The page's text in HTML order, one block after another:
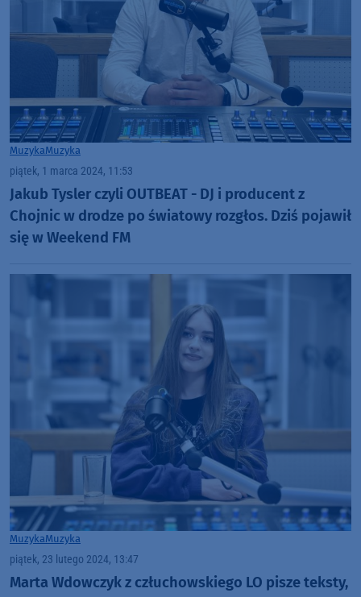
MuzykaMuzyka
piątek, 1 marca 2024, 11:53
Jakub Tysler czyli OUTBEAT - DJ i producent z
Chojnic w drodze po światowy rozgłos. Dziś pojawił
się w Weekend FM
MuzykaMuzyka
piątek, 23 lutego 2024, 13:47
Marta Wdowczyk z człuchowskiego LO pisze teksty,